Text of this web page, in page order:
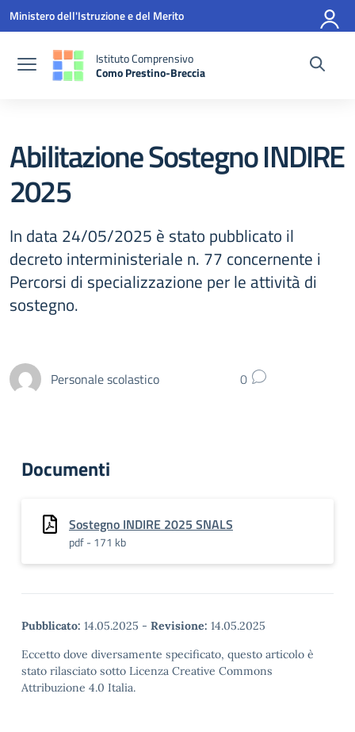
Vai ai contenuti
Vai al menu di navigazione
Vai al footer
Ministero dell'Istruzione e del Merito
Istituto Comprensivo
Como Prestino-Breccia
Abilitazione Sostegno INDIRE
2025
In data 24/05/2025 è stato pubblicato il
decreto interministeriale n. 77 concernente i
Percorsi di specializzazione per le attività di
sostegno.
Personale scolastico 0
Documenti
Sostegno INDIRE 2025 SNALS
pdf - 171 kb
Pubblicato: 14.05.2025 - Revisione: 14.05.2025
Eccetto dove diversamente specificato, questo articolo è
stato rilasciato sotto Licenza Creative Commons
Attribuzione 4.0 Italia.